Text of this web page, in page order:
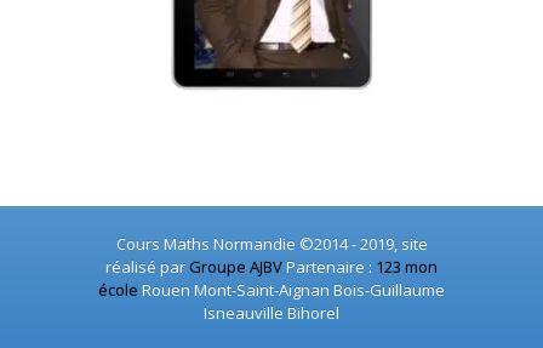
Cours Maths Normandie ©2014 - 2019, site
réalisé parGroupe AJBVPartenaire : 123 mon
école Rouen Mont-Saint-Aignan Bois-Guillaume
Isneauville Bihorel